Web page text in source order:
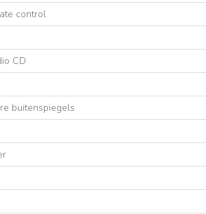
control
CD
buitenspiegels